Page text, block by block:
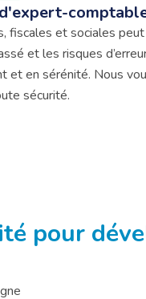
fiscales et sociales
et les risques
et en sérénité. Nous
sécurité.
pour